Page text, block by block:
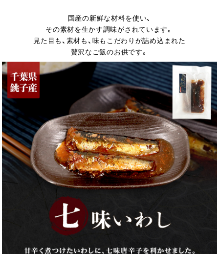
国産の新鮮な材料を使い、
その素材を生かす調味がされています。
見た目も、素材も、味もこだわりが詰め込まれた
贅沢なご飯のお供です。